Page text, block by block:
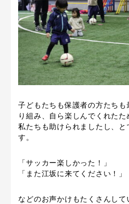
子どもたちも保護者の方たちも
り組み、自ら楽しんでくれたた
私たちも助けられましたし、と
す。
「サッカー楽しかった！」
「また江坂に来てください！」
などのお声かけもたくさんし